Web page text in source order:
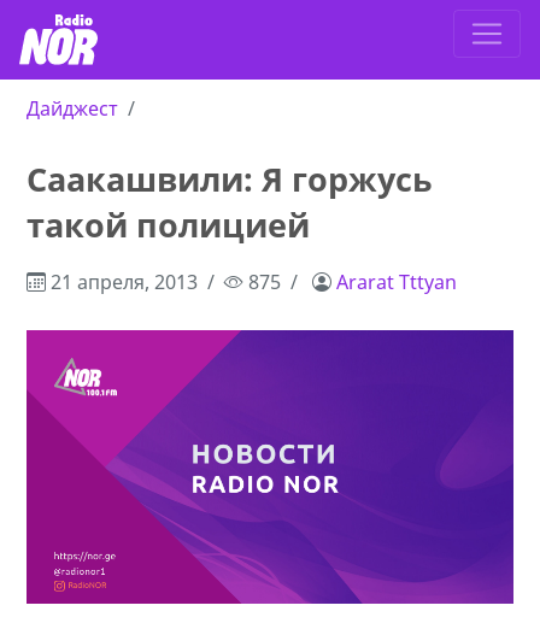
Дайджест
Саакашвили: Я горжусь
такой полицией
21 апреля, 2013 875 Ararat Tttyan